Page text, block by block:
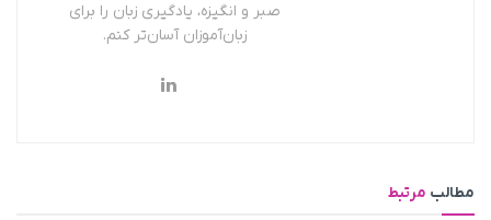
صبر و انگیزه، یادگیری زبان را برای
زبان‌آموزان آسان‌تر کنم.
مطالب مرتبط